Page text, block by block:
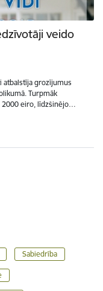
veido
atbalstīja grozījumus
Turpmāk
2000 eiro, līdzšinējo…
Sabiedrība